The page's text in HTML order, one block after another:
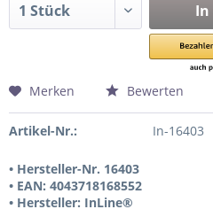
In
Merken Bewerten
Artikel-Nr.: In-16403
• Hersteller-Nr. 16403
• EAN: 4043718168552
• Hersteller: InLine®